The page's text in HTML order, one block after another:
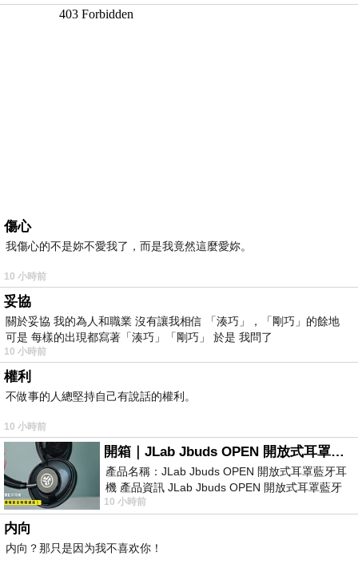
傷心
我傷心的不是妳不愛我了，而是我竟然這麼愛妳。
10 小時前
妥協
關於妥協 我的為人和職業 沒有讓我相信 「湊巧」，「剛巧」的餘地
可是 每樣的出現都寫著「湊巧」「剛巧」 於是 我問了
10 小時前
權利
不做事的人總堅持自己有說話的權利。
10 小時前
開箱｜JLab Jbuds OPEN 開放式耳罩藍牙耳機 - 設計美學，輕巧、透氣、環境音全物理達成！
產品名稱：JLab Jbuds OPEN 開放式耳罩藍牙耳
機 產品資訊 JLab Jbuds OPEN 開放式耳罩藍牙
耳機評語：非常有特色，值得喜愛美型工
10 小時前
内向
内向？那只是因为我不喜欢你！